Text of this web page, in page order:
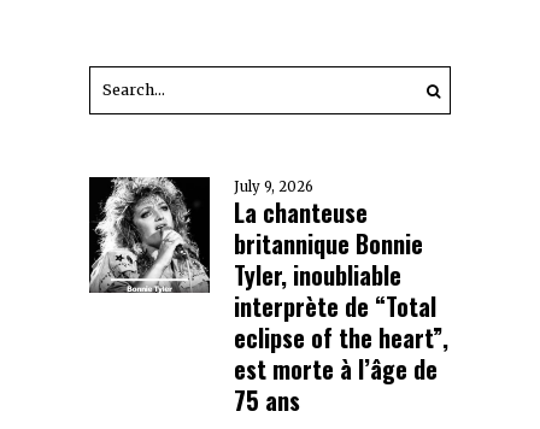
July 9, 2026
La chanteuse
britannique Bonnie
Tyler, inoubliable
interprète de “Total
eclipse of the heart”,
est morte à l’âge de
75 ans